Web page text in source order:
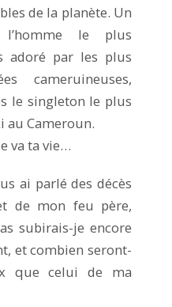
de la planète. Un
le plus
adoré par les plus
cameruineuses,
le singleton le plus
au Cameroun.
va ta vie…
ai parlé des décès
de mon feu père,
subirais-je encore
et combien seront-
que celui de ma